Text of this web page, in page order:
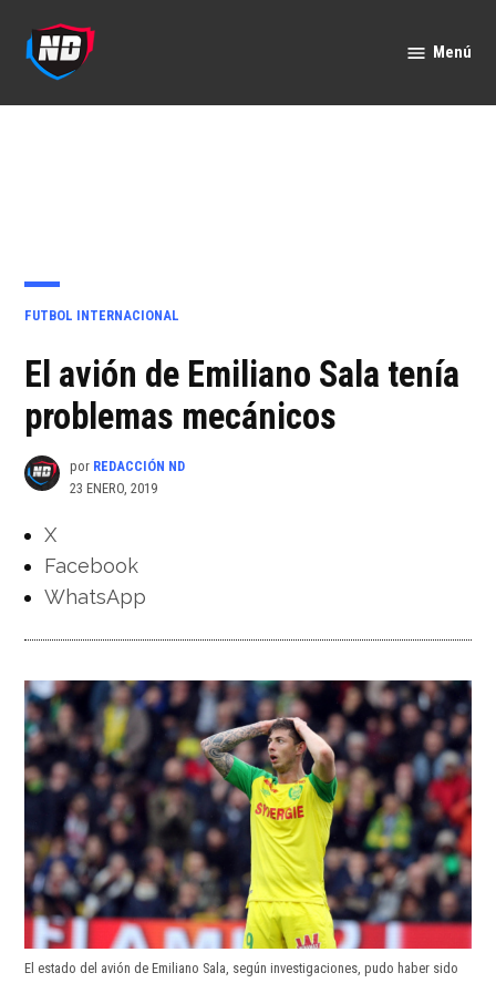
contenido
Menú
PUBLICADO
FUTBOL INTERNACIONAL
El avión de Emiliano Sala tenía
problemas mecánicos
por REDACCIÓN ND
23 ENERO, 2019
X
Facebook
WhatsApp
El estado del avión de Emiliano Sala, según investigaciones, pudo haber sido